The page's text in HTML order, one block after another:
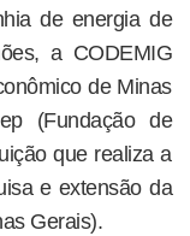
de energia de
a CODEMIG
de Minas
(Fundação de
que realiza a
e extensão da
Gerais).